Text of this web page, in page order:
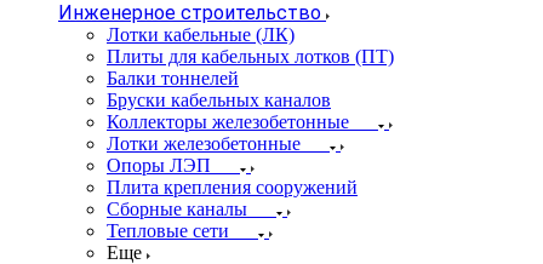
Инженерное строительство
Лотки кабельные (ЛК)
Плиты для кабельных лотков (ПТ)
Балки тоннелей
Бруски кабельных каналов
Коллекторы железобетонные
Лотки железобетонные
Опоры ЛЭП
Плита крепления сооружений
Сборные каналы
Тепловые сети
Еще